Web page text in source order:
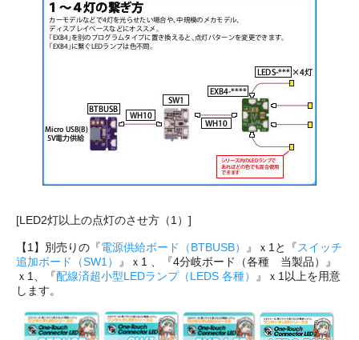
[LED2灯以上の点灯のさせ方（1）]
【1】別売りの『電源供給ボード（BTBUSB） 』ｘ1と『スイッチ
追加ボード（SW1）
』ｘ1 、『4分岐ボード（各種 当製品）』
ｘ1、『配線済超小型LEDランプ（LEDS 各種）
』ｘ1以上を用意
します。